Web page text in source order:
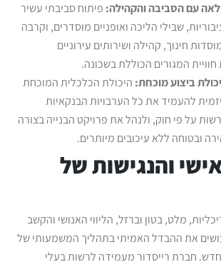
עם הסביבה והקהילה:פיתוח סביבתי עשיר
שבילי הליכה ואופניים מוסדרים, וקרבה
חינוך, קהילה ושירותים עירוניים
המגורים הכוללת בשכונה.
ביצוע מוכחת:היכולת הכלכלית המוכחת
להעמיד את כל הערבויות הבנקאיות
על פי חוק, ולנהל את פרויקט הבנייה בצורה
ובטוחה ללא עיכובים מיותרים.
והנגישות של
מלט, בטון וברזל, הליווי האנושי והקשב
את ההבדל האמיתי בתהליך המשמעותי של
חברת רייסדור מעמידה לרשות בעלי